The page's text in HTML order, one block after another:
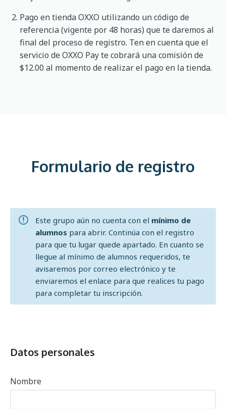
Pago en tienda OXXO utilizando un código de
referencia (vigente por 48 horas) que te daremos al
final del proceso de registro. Ten en cuenta que el
servicio de OXXO Pay te cobrará una comisión de
$12.00 al momento de realizar el pago en la tienda.
Formulario de registro
Este grupo aún no cuenta con el mínimo de
alumnos para abrir. Continúa con el registro
para que tu lugar quede apartado. En cuanto se
llegue al mínimo de alumnos requeridos, te
avisaremos por correo electrónico y te
enviaremos el enlace para que realices tu pago
para completar tu inscripción.
Datos personales
Nombre